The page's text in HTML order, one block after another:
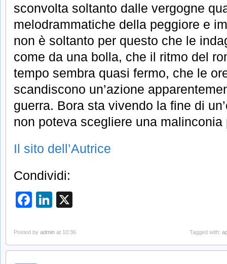
sconvolta soltanto dalle vergogne
melodrammatiche della peggiore e
non è soltanto per questo che le
come da una bolla, che il ritmo del
tempo sembra quasi fermo, che le
scandiscono un’azione
guerra. Bora sta vivendo la fine di
non poteva scegliere una
Il sito dell’Autrice
Condividi:
Facebook
LinkedIn
Posted by admin at 10:36 Tagged with: